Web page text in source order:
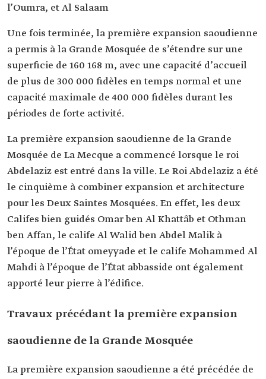
l’Oumra, et Al Salaam
Une fois terminée, la première expansion saoudienne
a permis à la Grande Mosquée de s’étendre sur une
superficie de 160 168 m, avec une capacité d’accueil
de plus de 300 000 fidèles en temps normal et une
capacité maximale de 400 000 fidèles durant les
périodes de forte activité.
La première expansion saoudienne de la Grande
Mosquée de La Mecque a commencé lorsque le roi
Abdelaziz est entré dans la ville. Le Roi Abdelaziz a été
le cinquième à combiner expansion et architecture
pour les Deux Saintes Mosquées. En effet, les deux
Califes bien guidés Omar ben Al Khattâb et Othman
ben Affan, le calife Al Walid ben Abdel Malik à
l’époque de l’État omeyyade et le calife Mohammed Al
Mahdi à l’époque de l’État abbasside ont également
apporté leur pierre à l’édifice.
Travaux précédant la première expansion
saoudienne de la Grande Mosquée
La première expansion saoudienne a été précédée de